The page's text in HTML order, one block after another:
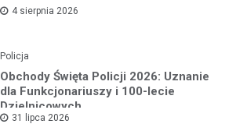
4 sierpnia 2026
Policja
Obchody Święta Policji 2026: Uznanie
dla Funkcjonariuszy i 100-lecie
Dzielnicowych
31 lipca 2026